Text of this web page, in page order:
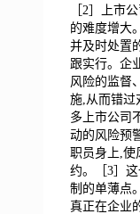
［2］上市
的难度增大
并及时处置
跟实行。企
风险的监督
施,从而错过
多上市公司
动的风险预
职员身上,使
约。［3］
制的单薄点
真正在企业